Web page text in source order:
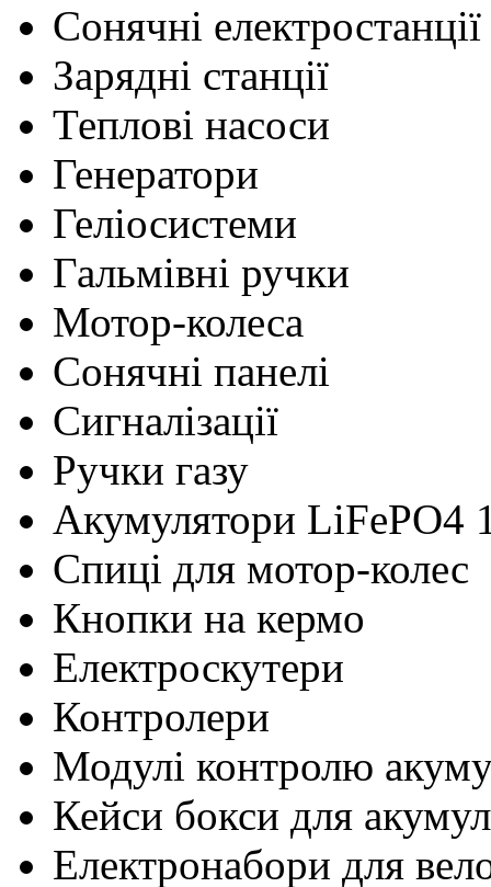
Сонячні електростанції
Зарядні станції
Теплові насоси
Генератори
Геліосистеми
Гальмівні ручки
Мотор-колеса
Сонячні панелі
Сигналізації
Ручки газу
Акумулятори LiFePO4
Cпиці для мотор-колес
Кнопки на кермо
Електроскутери
Контролери
Модулі контролю
Кейси бокси для
Електронабори для